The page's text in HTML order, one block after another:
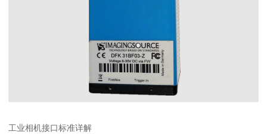
工业相机接口标准详解